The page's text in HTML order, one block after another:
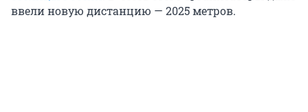
ввели новую дистанцию — 2025 метров.